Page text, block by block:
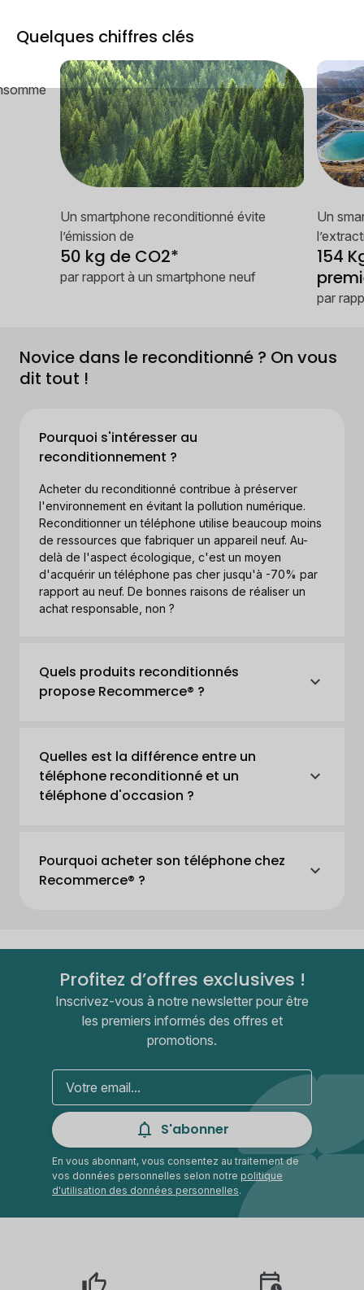
Quelques chiffres clés
Un smartphone reconditionné évite
l’émission de
50 kg de CO2*
par rapport à un smartphone neuf
Un
154
par
Novice dans le reconditionné ? On vous
dit tout !
Pourquoi s'intéresser au
reconditionnement ?
Acheter du reconditionné contribue à préserver
l'environnement en évitant la pollution numérique.
Reconditionner un téléphone utilise beaucoup moins
de ressources que fabriquer un appareil neuf. Au-
delà de l'aspect écologique, c'est un moyen
d'acquérir un téléphone pas cher jusqu'à -70% par
rapport au neuf. De bonnes raisons de réaliser un
achat responsable, non ?
Quels produits reconditionnés
propose Recommerce® ?
Quelles est la différence entre un
téléphone reconditionné et un
téléphone d'occasion ?
Pourquoi acheter son téléphone chez
Recommerce® ?
Profitez d’offres exclusives !
Inscrivez-vous à notre newsletter pour être
les premiers informés des offres et
promotions.
S'abonner
En vous abonnant, vous consentez au traitement de
vos données personnelles selon notre politique
d'utilisation des données personnelles.